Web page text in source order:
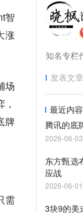
智
涨
场
牌
需
知名专栏
发表文章
最近内容
腾讯的底
2026-06-03
东方甄选
应战
2026-06-01
3块9的美